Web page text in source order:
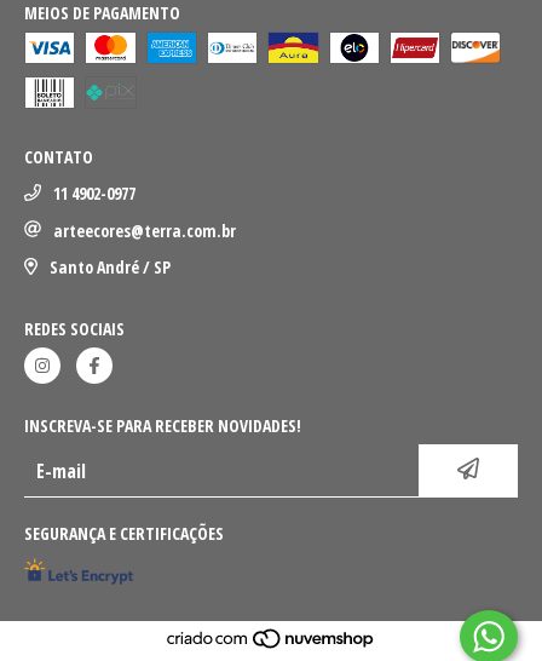
MEIOS DE PAGAMENTO
CONTATO
11 4902-0977
arteecores@terra.com.br
Santo André / SP
REDES SOCIAIS
INSCREVA-SE PARA RECEBER NOVIDADES!
SEGURANÇA E CERTIFICAÇÕES